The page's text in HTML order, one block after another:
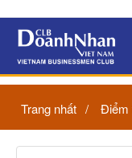
Trang nhất Điểm